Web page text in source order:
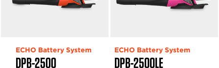
DPB-2500
ECHO Battery System
DPB-2500LE
ECHO Battery System